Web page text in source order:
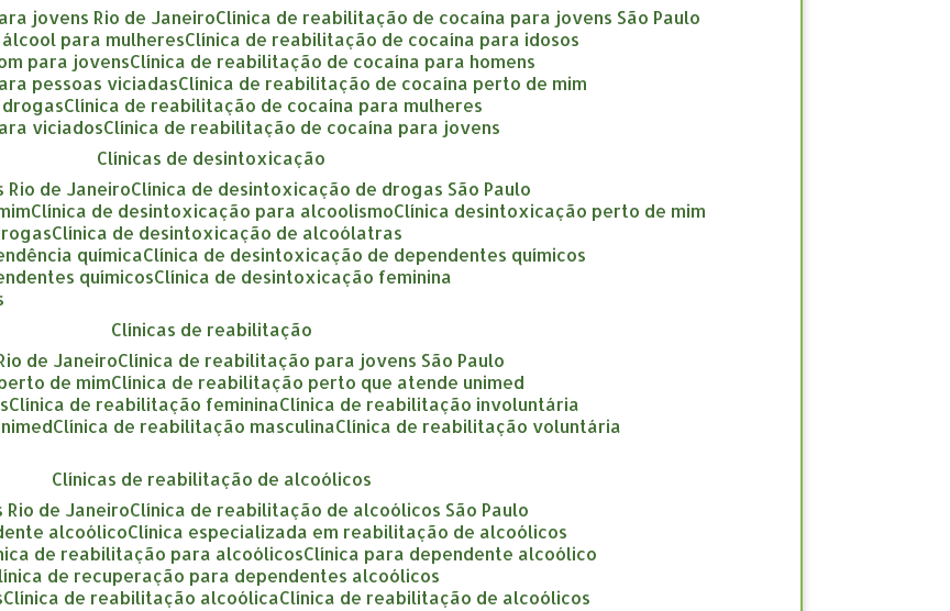
jovens Rio de Janeiro clínica de reabilitação de cocaína para jovens São Paulo
para mulheres clínica de reabilitação de cocaína para idosos
para jovens clínica de reabilitação de cocaína para homens
pessoas viciadas clínica de reabilitação de cocaína perto de mim
clínica de reabilitação de cocaína para mulheres
viciados clínica de reabilitação de cocaína para jovens
clínicas de desintoxicação
Rio de Janeiro clínica de desintoxicação de drogas São Paulo
clínica de desintoxicação para alcoolismo clínica desintoxicação perto de mim
clínica de desintoxicação de alcoólatras
química clínica de desintoxicação de dependentes químicos
químicos clínica de desintoxicação feminina
clínicas de reabilitação
de Janeiro clínica de reabilitação para jovens São Paulo
de mim clínica de reabilitação perto que atende unimed
clínica de reabilitação feminina clínica de reabilitação involuntária
clínica de reabilitação masculina clínica de reabilitação voluntária
clínicas de reabilitação de alcoólicos
de Janeiro clínica de reabilitação de alcoólicos São Paulo
alcoólico clínica especializada em reabilitação de alcoólicos
de reabilitação para alcoólicos clínica para dependente alcoólico
clínica de recuperação para dependentes alcoólicos
clínica de reabilitação alcoólica clínica de reabilitação de alcoólicos